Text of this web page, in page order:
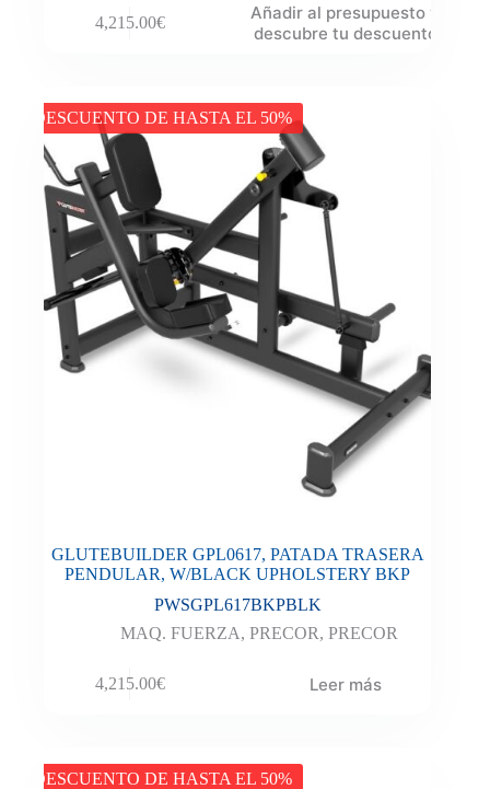
4,215.00€
Añadir al presupuesto y
descubre tu descuento
DESCUENTO DE HASTA EL 50%
GLUTEBUILDER GPL0617, PATADA TRASERA
PENDULAR, W/BLACK UPHOLSTERY BKP
PWSGPL617BKPBLK
MAQ. FUERZA,PRECOR,PRECOR
4,215.00€ Leer más
DESCUENTO DE HASTA EL 50%